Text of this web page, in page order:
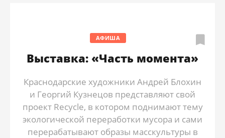
АФИША
Выставка: «Часть момента»
Краснодарские художники Андрей Блохин
и Георгий Кузнецов представляют свой
проект Recycle, в котором поднимают тему
экологической переработки мусора и сами
перерабатывают образы масскультуры в